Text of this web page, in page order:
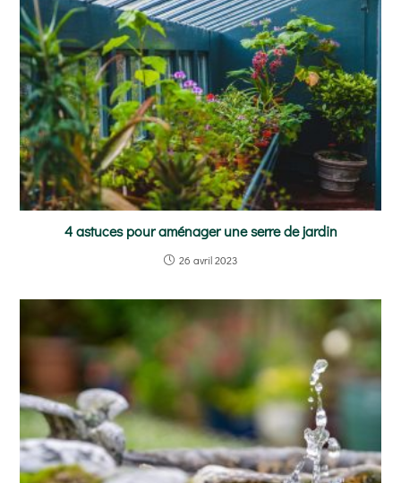
4 astuces pour aménager une serre de jardin
26 avril 2023